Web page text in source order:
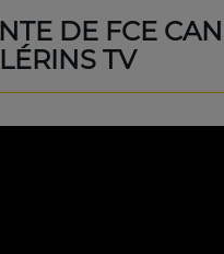
DE FCE
TV